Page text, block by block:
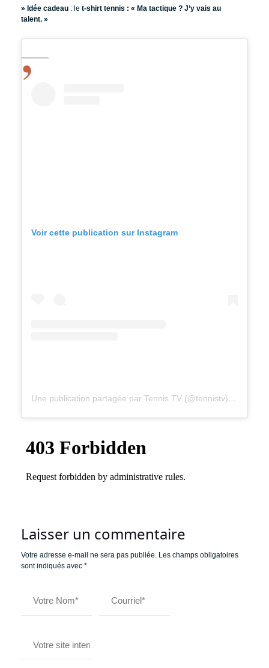
» Idée cadeau : le t-shirt tennis : « Ma tactique ? J’y vais au
talent. »
Voir cette publication sur Instagram
Une publication partagée par Tennis TV (@tennistv)
le
Laisser un commentaire
Votre adresse e-mail ne sera pas publiée. Les champs obligatoires
sont indiqués avec *